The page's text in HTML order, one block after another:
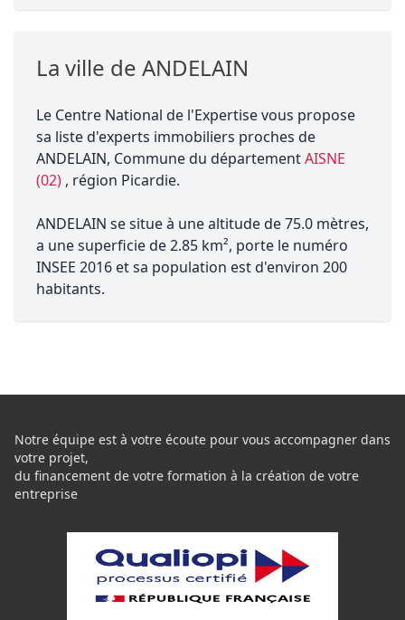
La ville de ANDELAIN
Le Centre National de l'Expertise vous propose
sa liste d'experts immobiliers proches de
ANDELAIN, Commune du départementAISNE
(02) , région Picardie.
ANDELAIN se situe à une altitude de 75.0 mètres,
a une superficie de 2.85 km², porte le numéro
INSEE 2016 et sa population est d'environ 200
habitants.
Notre équipe est à votre écoute pour vous accompagner dans
votre projet,
du financement de votre formation à la création de votre
entreprise